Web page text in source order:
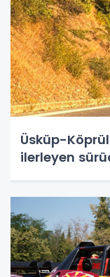
Üsküp-
ilerleyen